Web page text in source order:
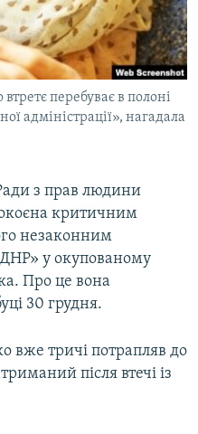
перебуває в полоні
адміністрації», нагадала
з прав людини
критичним
незаконним
у окупованому
Про це вона
30 грудня.
вже тричі потрапляв до
після втечі із